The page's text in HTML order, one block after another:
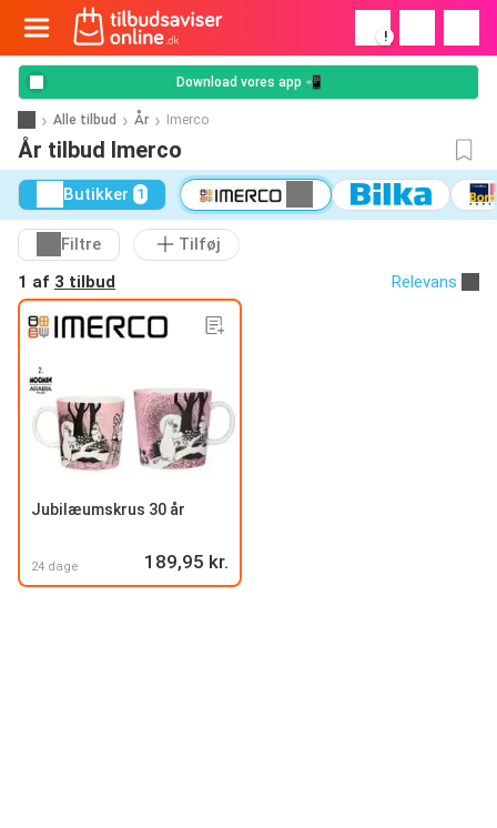
!
Download vores app 📲
Alle tilbud År Imerco
År tilbud Imerco
Butikker 1
Filtre
Tilføj
1 af 3 tilbud Relevans
Jubilæumskrus 30 år
24 dage 189,95 kr.